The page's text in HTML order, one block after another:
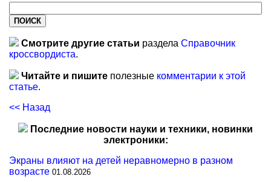
Смотрите другие статьи раздела Справочник
кроссвордиста.
Читайте и пишите полезные комментарии к этой
статье.
<< Назад
Последние новости науки и техники, новинки
электроники:
Экраны влияют на детей неравномерно в разном
возрасте 01.08.2026